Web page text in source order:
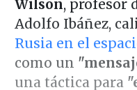
Wilson, profesor
Adolfo Ibáñez,
Rusia en el
como un
una táctica para